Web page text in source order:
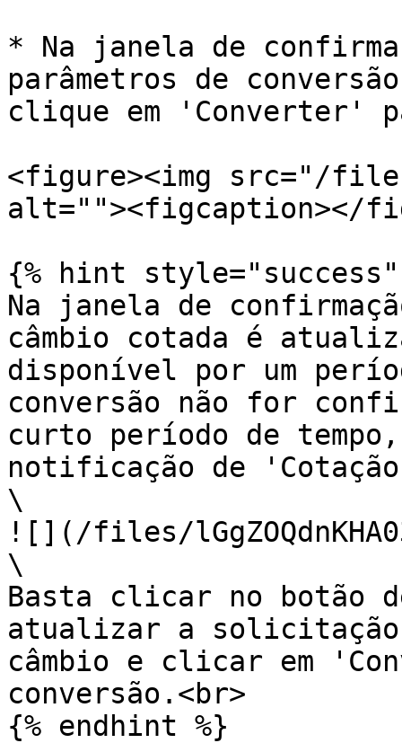
* Na janela de
parâmetros de
clique em 'Converter'
<figure><img src="/files/
alt=""><figcaption></
{% hint style="success"
Na janela de
câmbio cotada é
disponível por um
conversão não for
curto período de tempo,
notificação de
\
![](/files/
\
Basta clicar no botão
atualizar a solicitação
câmbio e clicar em
conversão.<br>
{% endhint %}